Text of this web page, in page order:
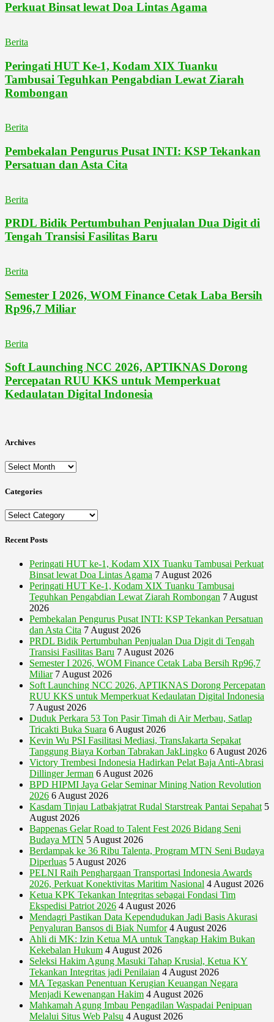
Perkuat Binsat lewat Doa Lintas Agama
Berita
Peringati HUT Ke-1, Kodam XIX Tuanku
Tambusai Teguhkan Pengabdian Lewat Ziarah
Rombongan
Berita
Pembekalan Pengurus Pusat INTI: KSP Tekankan
Persatuan dan Asta Cita
Berita
PRDL Bidik Pertumbuhan Penjualan Dua Digit di
Tengah Transisi Fasilitas Baru
Berita
Semester I 2026, WOM Finance Cetak Laba Bersih
Rp96,7 Miliar
Berita
Soft Launching NCC 2026, APTIKNAS Dorong
Percepatan RUU KKS untuk Memperkuat
Kedaulatan Digital Indonesia
Archives
Archives
Categories
Categories
Recent Posts
Peringati HUT ke-1, Kodam XIX Tuanku Tambusai Perkuat
Binsat lewat Doa Lintas Agama 7 August 2026
Peringati HUT Ke-1, Kodam XIX Tuanku Tambusai
Teguhkan Pengabdian Lewat Ziarah Rombongan 7 August
2026
Pembekalan Pengurus Pusat INTI: KSP Tekankan Persatuan
dan Asta Cita 7 August 2026
PRDL Bidik Pertumbuhan Penjualan Dua Digit di Tengah
Transisi Fasilitas Baru 7 August 2026
Semester I 2026, WOM Finance Cetak Laba Bersih Rp96,7
Miliar 7 August 2026
Soft Launching NCC 2026, APTIKNAS Dorong Percepatan
RUU KKS untuk Memperkuat Kedaulatan Digital Indonesia
7 August 2026
Duduk Perkara 53 Ton Pasir Timah di Air Merbau, Satlap
Tricakti Buka Suara 6 August 2026
Kevin Wu PSI Fasilitasi Mediasi, TransJakarta Sepakat
Tanggung Biaya Korban Tabrakan JakLingko 6 August 2026
Victory Trembesi Indonesia Hadirkan Pelat Baja Anti-Abrasi
Dillinger Jerman 6 August 2026
BPD HIPMI Jaya Gelar Seminar Mining Nation Revolution
2026 6 August 2026
Kasdam Tinjau Latbakjatrat Rudal Starstreak Pantai Sepahat 5
August 2026
Bappenas Gelar Road to Talent Fest 2026 Bidang Seni
Budaya MTN 5 August 2026
Berdampak ke 36 Ribu Talenta, Program MTN Seni Budaya
Diperluas 5 August 2026
PELNI Raih Penghargaan Transportasi Indonesia Awards
2026, Perkuat Konektivitas Maritim Nasional 4 August 2026
Ketua KPK Tekankan Integritas sebagai Fondasi Tim
Ekspedisi Patriot 2026 4 August 2026
Mendagri Pastikan Data Kependudukan Jadi Basis Akurasi
Penyaluran Bansos di Biak Numfor 4 August 2026
Ahli di MK: Izin Ketua MA untuk Tangkap Hakim Bukan
Kekebalan Hukum 4 August 2026
Seleksi Hakim Agung Masuki Tahap Krusial, Ketua KY
Tekankan Integritas jadi Penilaian 4 August 2026
MA Tegaskan Penentuan Kerugian Keuangan Negara
Menjadi Kewenangan Hakim 4 August 2026
Mahkamah Agung Imbau Pengadilan Waspadai Penipuan
Melalui Situs Web Palsu 4 August 2026